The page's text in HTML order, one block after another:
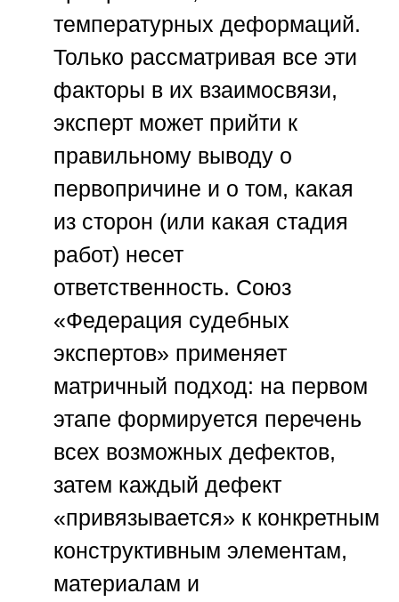
температурных деформаций.
Только рассматривая все эти
факторы в их взаимосвязи,
эксперт может прийти к
правильному выводу о
первопричине и о том, какая
из сторон (или какая стадия
работ) несет
ответственность. Союз
«Федерация судебных
экспертов» применяет
матричный подход: на первом
этапе формируется перечень
всех возможных дефектов,
затем каждый дефект
«привязывается» к конкретным
конструктивным элементам,
материалам и